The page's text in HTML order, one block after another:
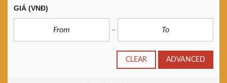
GIÁ (VNĐ)
CLEAR ADVANCED